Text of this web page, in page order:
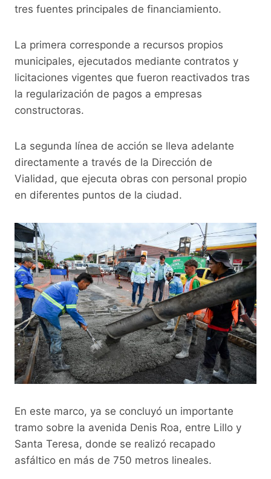
tres fuentes principales de financiamiento.
La primera corresponde a recursos propios
municipales, ejecutados mediante contratos y
licitaciones vigentes que fueron reactivados tras
la regularización de pagos a empresas
constructoras.
La segunda línea de acción se lleva adelante
directamente a través de la Dirección de
Vialidad, que ejecuta obras con personal propio
en diferentes puntos de la ciudad.
En este marco, ya se concluyó un importante
tramo sobre la avenida Denis Roa, entre Lillo y
Santa Teresa, donde se realizó recapado
asfáltico en más de 750 metros lineales.